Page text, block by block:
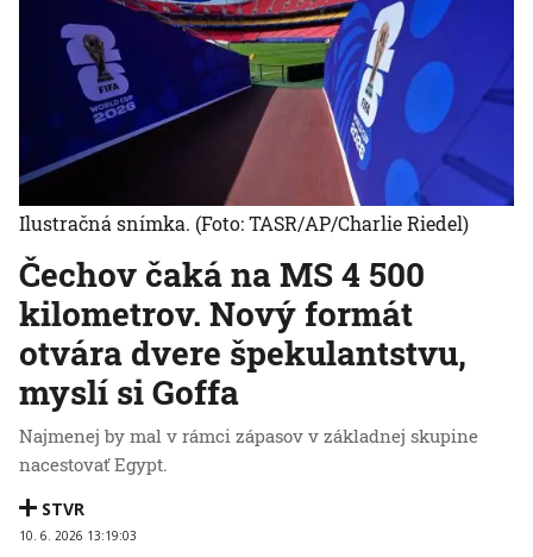
Čechov čaká na MS 4 500
kilometrov. Nový formát
otvára dvere špekulantstvu,
myslí si Goffa
Najmenej by mal v rámci zápasov v základnej skupine
nacestovať Egypt.
STVR
10. 6. 2026 13:19:03
Ilustračná snímka. (Foto: TASR/AP/Charlie Riedel)